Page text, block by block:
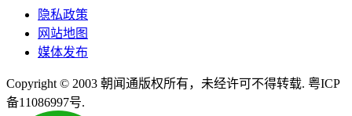
隐私政策
网站地图
媒体发布
Copyright © 2003 朝闻通版权所有，未经许可不得转载. 粤ICP
备11086997号.